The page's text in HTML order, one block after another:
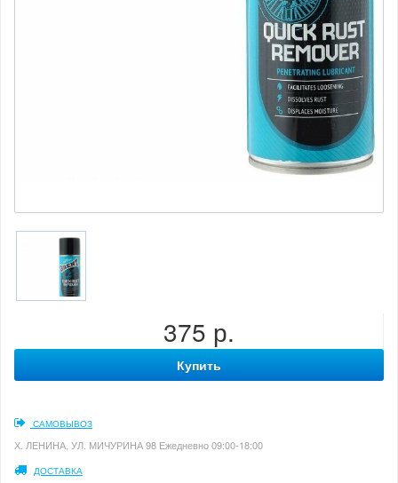
375 р.
Купить
САМОВЫВОЗ
Х. ЛЕНИНА, УЛ. МИЧУРИНА 98 Ежедневно 09:00-18:00
ДОСТАВКА